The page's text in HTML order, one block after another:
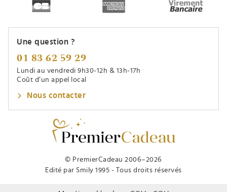
© PremierCadeau 2006–2026
Edité par Smily 1995 - Tous droits réservés
Une question ?
01 83 62 59 29
Lundi au vendredi 9h30-12h & 13h-17h
Coût d’un appel local
Nous contacter